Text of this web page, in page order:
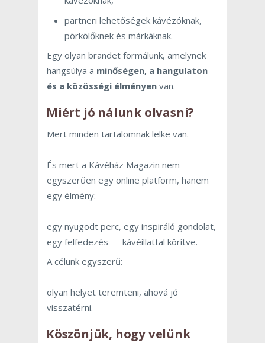
partneri lehetőségek kávézóknak,
pörkölőknek és márkáknak.
Egy olyan brandet formálunk, amelynek
hangsúlya a minőségen, a hangulaton
és a közösségi élményen van.
Miért jó nálunk olvasni?
Mert minden tartalomnak lelke van.
És mert a Kávéház Magazin nem
egyszerűen egy online platform, hanem
egy élmény:
egy nyugodt perc, egy inspiráló gondolat,
egy felfedezés — kávéillattal körítve.
A célunk egyszerű:
olyan helyet teremteni, ahová jó
visszatérni.
Köszönjük, hogy velünk